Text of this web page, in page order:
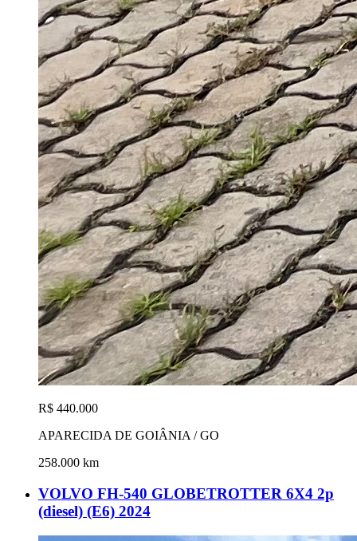
R$ 440.000
APARECIDA DE GOIÂNIA / GO
258.000 km
VOLVO FH-540 GLOBETROTTER 6X4 2p
(diesel) (E6) 2024